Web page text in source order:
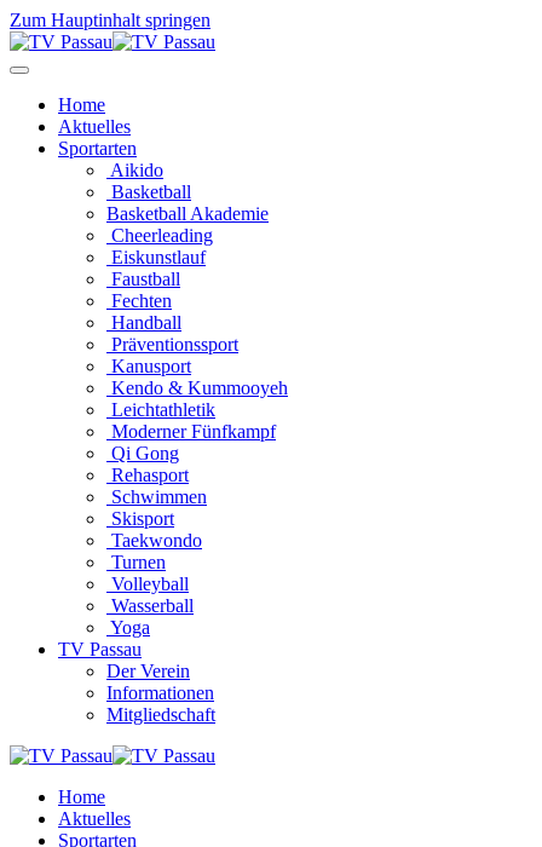
Zum Hauptinhalt springen
Home
Aktuelles
Sportarten
Aikido
Basketball
Basketball Akademie
Cheerleading
Eiskunstlauf
Faustball
Fechten
Handball
Präventionssport
Kanusport
Kendo & Kummooyeh
Leichtathletik
Moderner Fünfkampf
Qi Gong
Rehasport
Schwimmen
Skisport
Taekwondo
Turnen
Volleyball
Wasserball
Yoga
TV Passau
Der Verein
Informationen
Mitgliedschaft
Home
Aktuelles
Sportarten